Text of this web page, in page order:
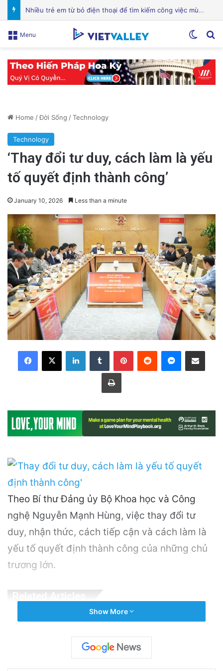
Chuyên Gia Dinh Dưỡng: Hỗ Trợ Bạn Ăn Uống Lành Mạnh, Thay Đổi Lối Sống và Quản Lý Bệnh Tật
Menu
Home /Đời Sống /Technology
Technology
‘Thay đổi tư duy, cách làm là yếu
tố quyết định thành công’
January 10, 2026 Less than a minute
LinkedInTumblr PinterestReddit Messenger
Share via Email
Print
Theo Bí thư Đảng ủy Bộ Khoa học và Công
nghệ Nguyễn Mạnh Hùng, việc thay đổi tư
duy, nhận thức, cách tiếp cận và cách làm là
yếu tố quyết định thành công của những chủ
trương lớn.
Khám Phá Máy Đào Hầm Nổ Đá Đầu Tiên
Trên Thế Giới: Bước Đột Phá Trong Công
Nghệ Xây Dựng
18 hours ago
Show More